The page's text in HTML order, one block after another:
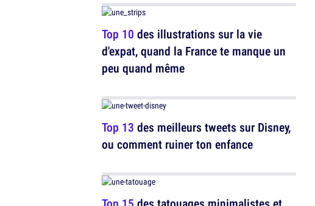
Top 10 des illustrations sur la vie
d'expat, quand la France te manque un
peu quand même
Top 13 des meilleurs tweets sur Disney,
ou comment ruiner ton enfance